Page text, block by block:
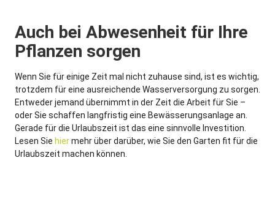
Auch bei Abwesenheit für Ihre
Pflanzen sorgen
Wenn Sie für einige Zeit mal nicht zuhause sind, ist es wichtig,
trotzdem für eine ausreichende Wasserversorgung zu sorgen.
Entweder jemand übernimmt in der Zeit die Arbeit für Sie –
oder Sie schaffen langfristig eine Bewässerungsanlage an.
Gerade für die Urlaubszeit ist das eine sinnvolle Investition.
Lesen Sie hiermehr über darüber, wie Sie den Garten fit für die
Urlaubszeit machen können.